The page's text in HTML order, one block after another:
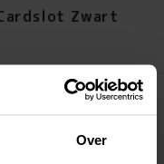
Over
Zwart